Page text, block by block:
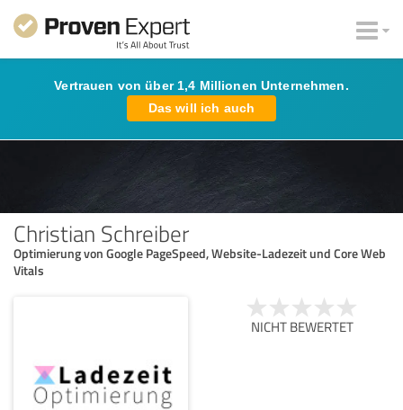
Vertrauen von über 1,4 Millionen Unternehmen.
Das will ich auch
Christian Schreiber
Optimierung von Google PageSpeed, Website-Ladezeit und Core Web
Vitals
NICHT BEWERTET